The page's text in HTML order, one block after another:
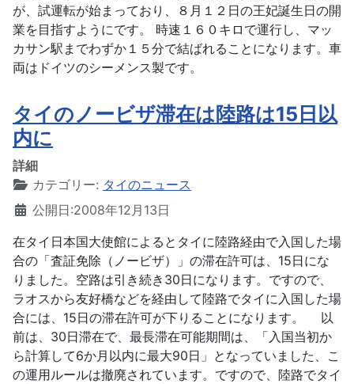
が、試運転が始まっており、８月１２日の王妃誕生日の開
業を目指すようにです。 時速１６０キロで運行し、マッ
カサン駅までわずか１５分で結ばれることになります。車
両はドイツのシーメンス製です。
タイのノービザ滞在は陸路は15日以
内に
詳細
カテゴリー: タイのニュース
公開日:2008年12月13日
在タイ日本国大使館によるとタイに陸路経由で入国した場
合の「査証免除（ノービザ）」の滞在許可は、15日にな
りました。空路は引き続き30日になります。ですので、
ラオスから友好橋などを経由して陸路でタイに入国した場
合には、15日の滞在許可が下りることになります。 以
前は、30日滞在で、最長滞在可能期間は、「入国当初か
ら計算して6か月以内に最大90日」となっていました、こ
の運用ルールは撤廃されています。ですので、陸路でタイ